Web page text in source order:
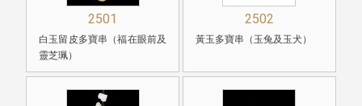
2501
白玉留皮多寶串（福在眼前及
靈芝珮）
2502
黃玉多寶串（玉兔及玉犬）